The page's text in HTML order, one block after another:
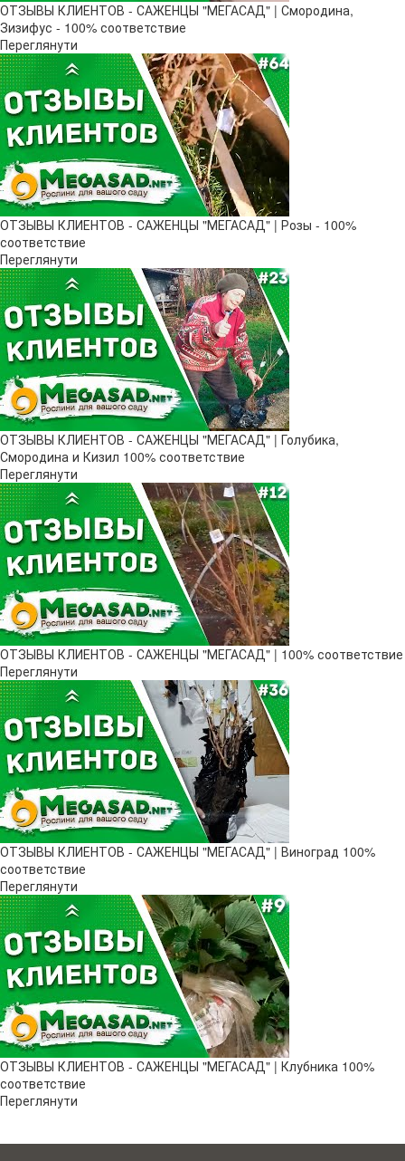
ОТЗЫВЫ КЛИЕНТОВ - САЖЕНЦЫ "МЕГАСАД" | Смородина,
Зизифус - 100% соответствие
Переглянути
ОТЗЫВЫ КЛИЕНТОВ - САЖЕНЦЫ "МЕГАСАД" | Розы - 100%
соответствие
Переглянути
ОТЗЫВЫ КЛИЕНТОВ - САЖЕНЦЫ "МЕГАСАД" | Голубика,
Смородина и Кизил 100% соответствие
Переглянути
ОТЗЫВЫ КЛИЕНТОВ - САЖЕНЦЫ "МЕГАСАД" | 100% соответствие
Переглянути
ОТЗЫВЫ КЛИЕНТОВ - САЖЕНЦЫ "МЕГАСАД" | Виноград 100%
соответствие
Переглянути
ОТЗЫВЫ КЛИЕНТОВ - САЖЕНЦЫ "МЕГАСАД" | Клубника 100%
соответствие
Переглянути